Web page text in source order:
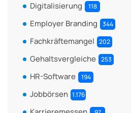
Digitalisierung 118
Employer Branding 344
Fachkräftemangel 202
Gehaltsvergleiche 253
HR-Software 194
Jobbörsen 1.176